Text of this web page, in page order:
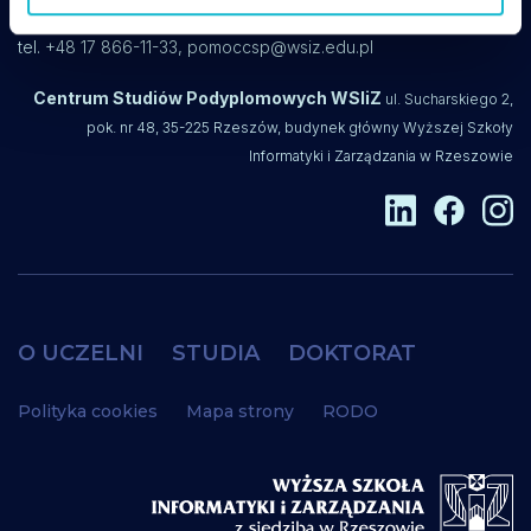
Wsparcie techniczne w czasie zajęć online:
tel. +48 17 866-11-33, pomoccsp@wsiz.edu.pl
Centrum Studiów Podyplomowych WSIiZ ul. Sucharskiego 2,
pok. nr 48, 35-225 Rzeszów, budynek główny Wyższej Szkoły
Informatyki i Zarządzania w Rzeszowie
O UCZELNI STUDIA DOKTORAT
Polityka cookies Mapa strony RODO